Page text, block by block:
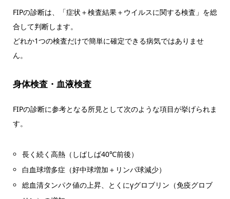
FIPの診断は、「症状＋検査結果＋ウイルスに関する検査」を総
合して判断します。
どれか1つの検査だけで簡単に確定できる病気ではありませ
ん。
身体検査・血液検査
FIPの診断に参考となる所見として次のような項目が挙げられま
す。
長く続く高熱（しばしば40℃前後）
白血球増多症（好中球増加＋リンパ球減少）
総血清タンパク値の上昇、とくにγグロブリン（免疫グロブ